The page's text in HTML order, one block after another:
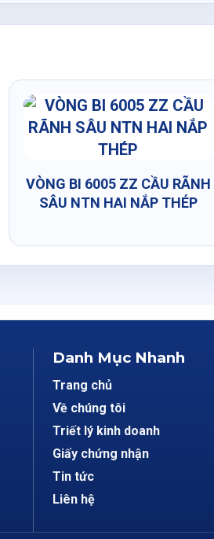
VÒNG BI 6005 ZZ CẦU RÃNH
SÂU NTN HAI NẮP THÉP
Danh Mục Nhanh
Trang chủ
Về chúng tôi
Triết lý kinh doanh
Giấy chứng nhận
Tin tức
Liên hệ